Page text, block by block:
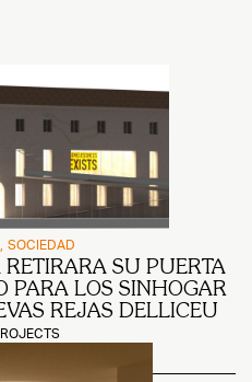
SOCIEDAD
SU PUERTA
PARA LOS SINHOGAR
REJAS DELLICEU